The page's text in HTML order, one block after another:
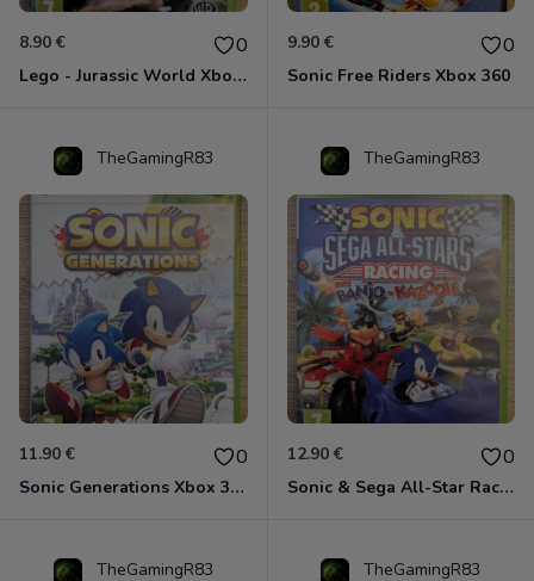
8.90 € 0
Lego - Jurassic World Xbox 360
9.90 € 0
Sonic Free Riders Xbox 360
TheGamingR83
11.90 € 0
Sonic Generations Xbox 360
TheGamingR83
12.90 € 0
Sonic & Sega All-Star Racing avec Banjo-Kazooie Xbox 360
TheGamingR83 TheGamingR83